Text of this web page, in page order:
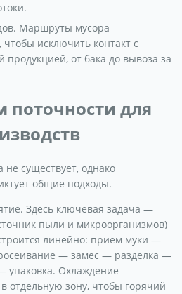
Маршруты мусора
чтобы исключить контакт с
продукцией, от бака до вывоза за
для
существует, однако
общие подходы.
Здесь ключевая задача —
пыли и микроорганизмов)
линейно: прием муки —
— замес — разделка —
Охлаждение
отдельную зону, чтобы горячий